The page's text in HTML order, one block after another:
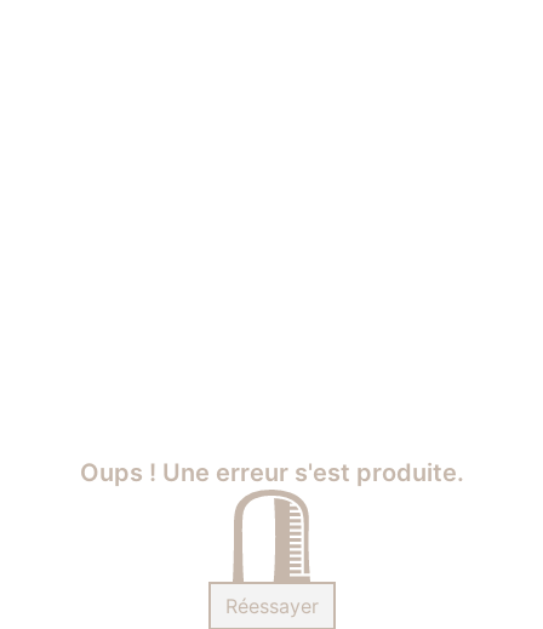
Oups ! Une erreur s'est produite.
Réessayer